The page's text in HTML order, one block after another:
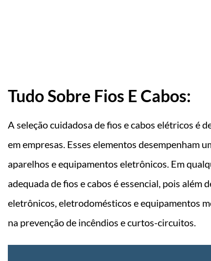
Tudo Sobre Fios E Cabos:
A seleção cuidadosa de fios e cabos elétricos é
em empresas. Esses elementos desempenham
aparelhos e equipamentos eletrônicos. Em
adequada de fios e cabos é essencial, pois
eletrônicos, eletrodomésticos e equipamentos
na prevenção de incêndios e curtos-circuitos.